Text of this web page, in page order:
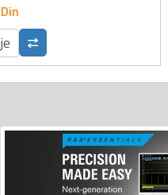
Din